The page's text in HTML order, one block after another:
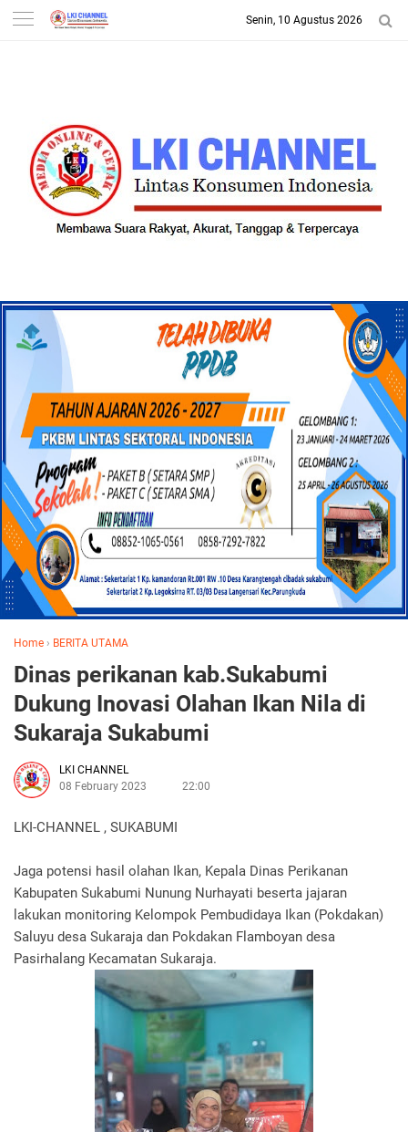
-->
Senin, 10 Agustus 2026
Home › BERITA UTAMA
Dinas perikanan kab.Sukabumi
Dukung Inovasi Olahan Ikan Nila di
Sukaraja Sukabumi
LKI CHANNEL
08 February 2023
22:00
LKI-CHANNEL , SUKABUMI
Jaga potensi hasil olahan Ikan, Kepala Dinas Perikanan
Kabupaten Sukabumi Nunung Nurhayati beserta jajaran
lakukan monitoring Kelompok Pembudidaya Ikan (Pokdakan)
Saluyu desa Sukaraja dan Pokdakan Flamboyan desa
Pasirhalang Kecamatan Sukaraja.